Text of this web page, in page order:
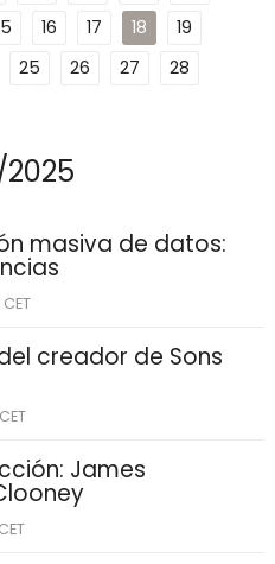
16 17 18
19
25 26 27
28
masiva de datos:
creador de Sons
James